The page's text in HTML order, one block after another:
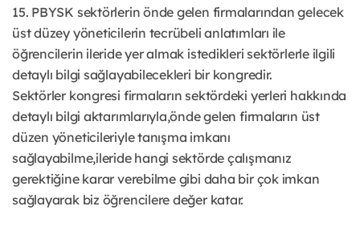
15. PBYSK sektörlerin önde gelen firmalarından gelecek
üst düzey yöneticilerin tecrübeli anlatımları ile
öğrencilerin ileride yer almak istedikleri sektörlerle ilgili
detaylı bilgi sağlayabilecekleri bir kongredir.
Sektörler kongresi firmaların sektördeki yerleri hakkında
detaylı bilgi aktarımlarıyla,önde gelen firmaların üst
düzen yöneticileriyle tanışma imkanı
sağlayabilme,ileride hangi sektörde çalışmanız
gerektiğine karar verebilme gibi daha bir çok imkan
sağlayarak biz öğrencilere değer katar.